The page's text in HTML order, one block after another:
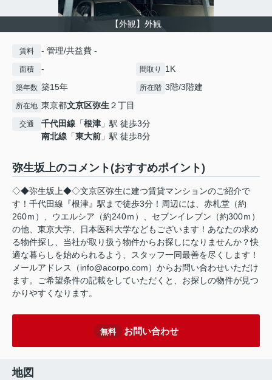
【外観】外観
賃料 - 管理/共益費 -
面積 - 間取り 1K
築年数 築15年 所在階 3階/3階建
所在地 東京都文京区弥生２丁目
交通 千代田線 「根津 」駅 徒歩3分
南北線 「東大前 」駅 徒歩8分
弥生坂上のコメント(おすすめポイント)
◇◆弥生坂上◆◇文京区弥生に建つ賃貸マンションのご紹介で
す！千代田線『根津』駅まで徒歩3分！周辺には、赤札堂（約
260ｍ）、ウエルシア（約240ｍ）、セブンイレブン（約300ｍ）
の他、東京大学、日本医科大学などもございます！あなたの求め
る物件探し、当社が取り扱う物件からお探しになりませんか？快
適な暮らしを始められるよう、スタッフ一同最善を尽くします！
メールアドレス（info@acorpo.com）からお問い合わせいただけ
ます。ご希望条件の記載をしていただくと、お探しの物件が見つ
かりやすくなります。
無料 お問い合わせ
地図